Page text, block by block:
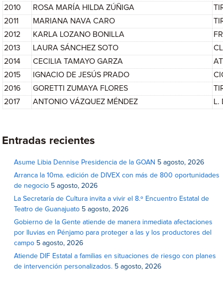
2010 ROSA MARÍA HILDA ZÚÑIGA
2011
MARIANA NAVA CARO
2012
KARLA LOZANO BONILLA
2013
LAURA SÁNCHEZ SOTO
2014
CECILIA TAMAYO GARZA
2015
IGNACIO DE JESÚS PRADO
2016
GORETTI ZUMAYA FLORES
2017
ANTONIO VÁZQUEZ MÉNDEZ L.
Entradas recientes
Asume Libia Dennise Presidencia de la GOAN 5 agosto, 2026
Arranca la 10ma. edición de DIVEX con más de 800 oportunidades
de negocio 5 agosto, 2026
La Secretaría de Cultura invita a vivir el 8.º Encuentro Estatal de
Teatro de Guanajuato 5 agosto, 2026
Gobierno de la Gente atiende de manera inmediata afectaciones
por lluvias en Pénjamo para proteger a las y los productores del
campo 5 agosto, 2026
Atiende DIF Estatal a familias en situaciones de riesgo con planes
de intervención personalizados. 5 agosto, 2026